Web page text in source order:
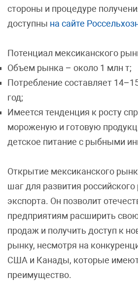
стороны и процедуре
доступны на сайте
Потенциал мексиканского
Объем рынка – около 1 млн т;
Потребление составляет
год;
Имеется тенденция к росту
мороженую и готовую
детское питание с рыбными
Открытие мексиканского
шаг для развития
экспорта. Он позволит
предприятиям расширить
продаж и получить доступ к
рынку, несмотря на
США и Канады, которые имеют
преимущество.